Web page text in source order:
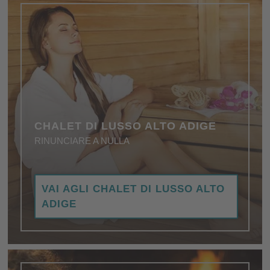
CHALET DI LUSSO ALTO ADIGE
RINUNCIARE A NULLA
benessere privata, attrezzature eleganti e di alta
qualità.
VAI AGLI CHALET DI LUSSO ALTO
ADIGE